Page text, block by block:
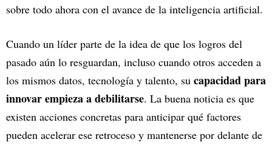
sobre todo ahora con el avance de la inteligencia artificial.
Cuando un líder parte de la idea de que los logros del
pasado aún lo resguardan, incluso cuando otros acceden a
los mismos datos, tecnología y talento, su capacidad para
innovar empieza a debilitarse. La buena noticia es que
existen acciones concretas para anticipar qué factores
pueden acelerar ese retroceso y mantenerse por delante de